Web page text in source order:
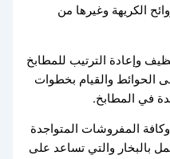
الكريهة وغيرها من
وإعادة الترتيب للمطابخ
الحوائط والقيام بخطوات
في المطابخ.
المفروشات المتواجدة
بالبخار والتي تساعد على